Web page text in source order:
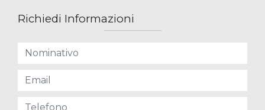
Richiedi Informazioni